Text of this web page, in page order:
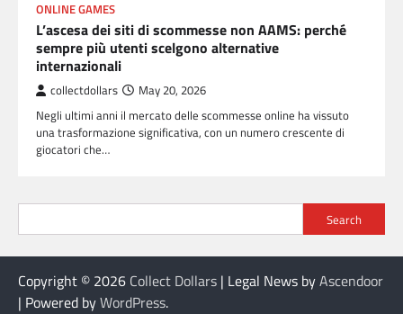
ONLINE GAMES
L’ascesa dei siti di scommesse non AAMS: perché
sempre più utenti scelgono alternative
internazionali
collectdollars May 20, 2026
Negli ultimi anni il mercato delle scommesse online ha vissuto
una trasformazione significativa, con un numero crescente di
giocatori che…
Search
Copyright © 2026 Collect Dollars | Legal News byAscendoor
| Powered byWordPress.